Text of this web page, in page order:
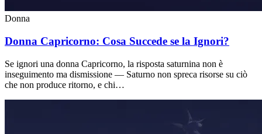
Donna
Donna Capricorno: Cosa Succede se la Ignori?
Se ignori una donna Capricorno, la risposta saturnina non è
inseguimento ma dismissione — Saturno non spreca risorse su ciò
che non produce ritorno, e chi…